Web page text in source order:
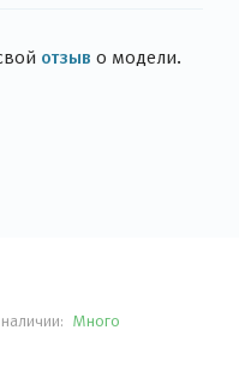
отзыв о модели.
Много